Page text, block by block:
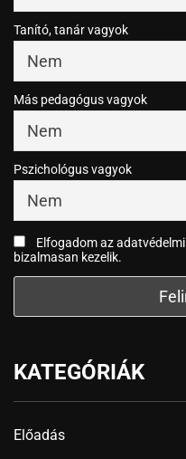
Tanító, tanár vagyok
Más pedagógus vagyok
Pszichológus vagyok
Elfogadom az
bizalmasan kezelik.
KATEGÓRIÁK
Előadás